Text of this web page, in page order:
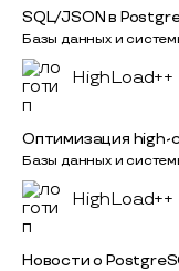
SQL/JSON в
Базы данных и
Оптимизация high-
Базы данных и
HighLoad++
Hовости о